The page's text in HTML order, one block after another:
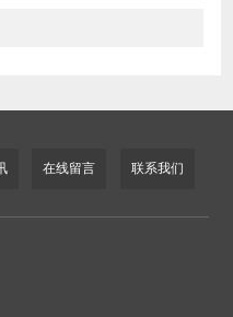
在线留言 联系我们